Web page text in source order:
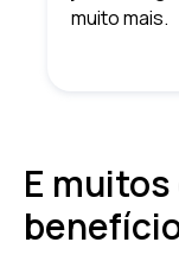
muito mais.
E